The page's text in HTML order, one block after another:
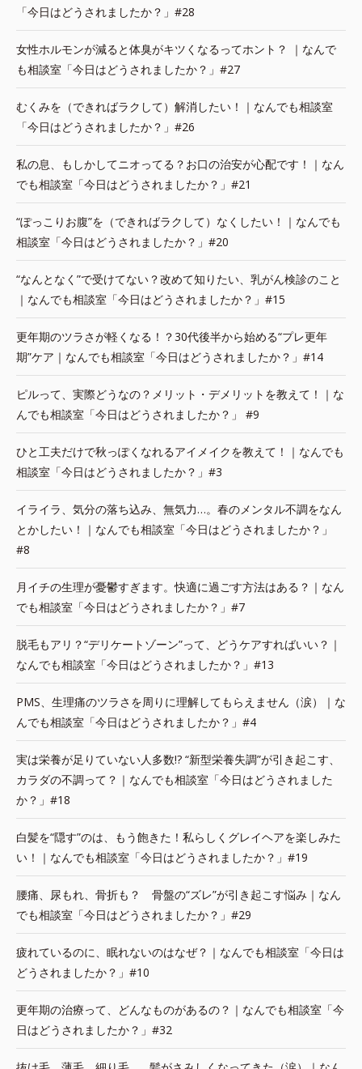
「今日はどうされましたか？」#28
女性ホルモンが減ると体臭がキツくなるってホント？ ｜なんで
も相談室「今日はどうされましたか？」#27
むくみを（できればラクして）解消したい！｜なんでも相談室
「今日はどうされましたか？」#26
私の息、もしかしてニオってる？お口の治安が心配です！｜なん
でも相談室「今日はどうされましたか？」#21
“ぽっこりお腹”を（できればラクして）なくしたい！｜なんでも
相談室「今日はどうされましたか？」#20
“なんとなく”で受けてない？改めて知りたい、乳がん検診のこと
｜なんでも相談室「今日はどうされましたか？」#15
更年期のツラさが軽くなる！？30代後半から始める“プレ更年
期”ケア｜なんでも相談室「今日はどうされましたか？」#14
ピルって、実際どうなの？メリット・デメリットを教えて！｜な
んでも相談室「今日はどうされましたか？」 #9
ひと工夫だけで秋っぽくなれるアイメイクを教えて！｜なんでも
相談室「今日はどうされましたか？」#3
イライラ、気分の落ち込み、無気力…。春のメンタル不調をなん
とかしたい！｜なんでも相談室「今日はどうされましたか？」
#8
月イチの生理が憂鬱すぎます。快適に過ごす方法はある？｜なん
でも相談室「今日はどうされましたか？」#7
脱毛もアリ？“デリケートゾーン”って、どうケアすればいい？｜
なんでも相談室「今日はどうされましたか？」#13
PMS、生理痛のツラさを周りに理解してもらえません（涙）｜な
んでも相談室「今日はどうされましたか？」#4
実は栄養が足りていない人多数!? “新型栄養失調”が引き起こす、
カラダの不調って？｜なんでも相談室「今日はどうされました
か？」#18
白髪を“隠す”のは、もう飽きた！私らしくグレイヘアを楽しみた
い！｜なんでも相談室「今日はどうされましたか？」#19
腰痛、尿もれ、骨折も？ 骨盤の“ズレ”が引き起こす悩み｜なん
でも相談室「今日はどうされましたか？」#29
疲れているのに、眠れないのはなぜ？｜なんでも相談室「今日は
どうされましたか？」#10
更年期の治療って、どんなものがあるの？｜なんでも相談室「今
日はどうされましたか？」#32